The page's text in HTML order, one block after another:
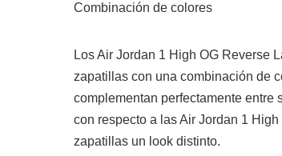
Combinación de colores
Los Air Jordan 1 High OG Reverse
zapatillas con una combinación de
complementan perfectamente entre
con respecto a las Air Jordan 1
zapatillas un look distinto.